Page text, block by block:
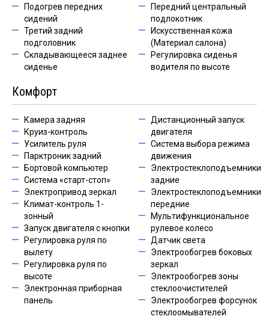
Подогрев передних
сидений
Третий задний
подголовник
Складывающееся заднее
сиденье
Передний центральный
подлокотник
Искусственная кожа
(Материал салона)
Регулировка сиденья
водителя по высоте
Комфорт
Камера задняя
Круиз-контроль
Усилитель руля
Парктроник задний
Бортовой компьютер
Система «старт-стоп»
Электропривод зеркал
Климат-контроль 1-
зонный
Запуск двигателя с кнопки
Регулировка руля по
вылету
Регулировка руля по
высоте
Электронная приборная
панель
Дистанционный запуск
двигателя
Система выбора режима
движения
Электростеклоподъемники
задние
Электростеклоподъемники
передние
Мультифункциональное
рулевое колесо
Датчик света
Электрообогрев боковых
зеркал
Электрообогрев зоны
стеклоочистителей
Электрообогрев форсунок
стеклоомывателей